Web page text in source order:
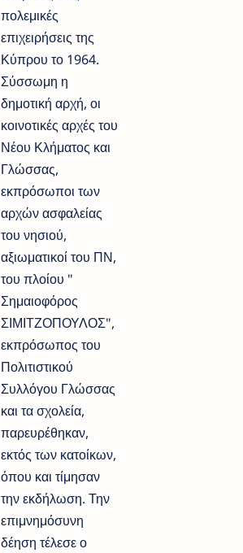
πολεμικές
επιχειρήσεις της
Κύπρου το 1964.
Σύσσωμη η
δημοτική αρχή, οι
κοινοτικές αρχές του
Νέου Κλήματος και
Γλώσσας,
εκπρόσωποι των
αρχών ασφαλείας
του νησιού,
αξιωματικοί του ΠΝ,
του πλοίου "
Σημαιοφόρος
ΣΙΜΙΤΖΟΠΟΥΛΟΣ",
εκπρόσωπος του
Πολιτιστικού
Συλλόγου Γλώσσας
και τα σχολεία,
παρευρέθηκαν,
εκτός των κατοίκων,
όπου και τίμησαν
την εκδήλωση. Την
επιμνημόσυνη
δέηση τέλεσε ο